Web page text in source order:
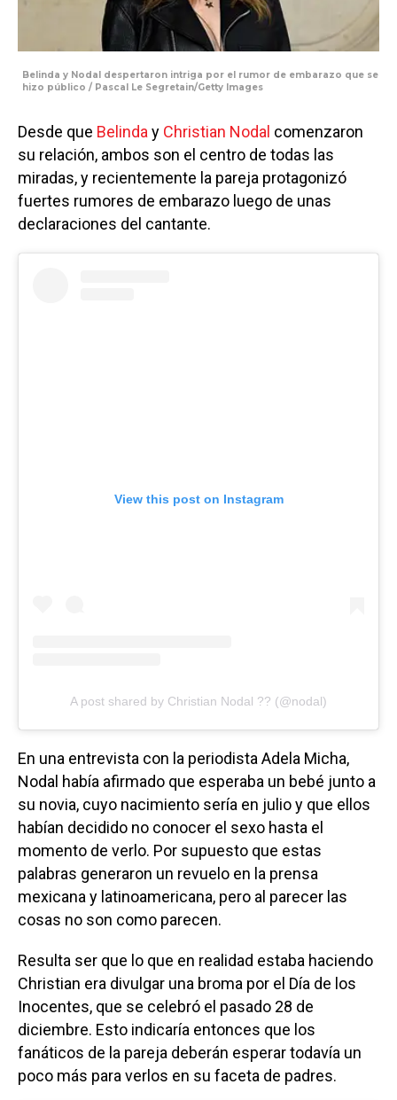
Belinda y Nodal despertaron intriga por el rumor de embarazo que se
hizo público / Pascal Le Segretain/Getty Images
Desde que Belinda y Christian Nodal comenzaron
su relación, ambos son el centro de todas las
miradas, y recientemente la pareja protagonizó
fuertes rumores de embarazo luego de unas
declaraciones del cantante.
View this post on Instagram
A post shared by Christian Nodal ?? (@nodal)
En una entrevista con la periodista Adela Micha,
Nodal había afirmado que esperaba un bebé junto a
su novia, cuyo nacimiento sería en julio y que ellos
habían decidido no conocer el sexo hasta el
momento de verlo. Por supuesto que estas
palabras generaron un revuelo en la prensa
mexicana y latinoamericana, pero al parecer las
cosas no son como parecen.
Resulta ser que lo que en realidad estaba haciendo
Christian era divulgar una broma por el Día de los
Inocentes, que se celebró el pasado 28 de
diciembre. Esto indicaría entonces que los
fanáticos de la pareja deberán esperar todavía un
poco más para verlos en su faceta de padres.